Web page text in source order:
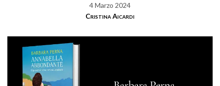
4 Marzo 2024
Cristina Aicardi